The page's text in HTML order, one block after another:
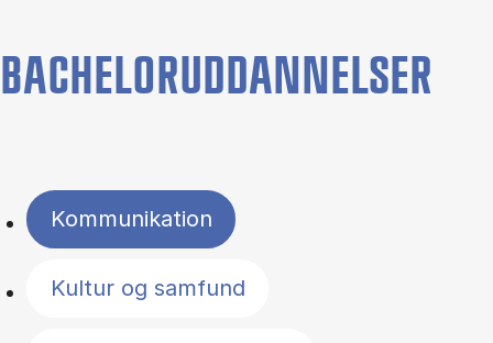
BACHELORUDDANNELSER
Filter by topics
Kommunikation
Kultur og samfund